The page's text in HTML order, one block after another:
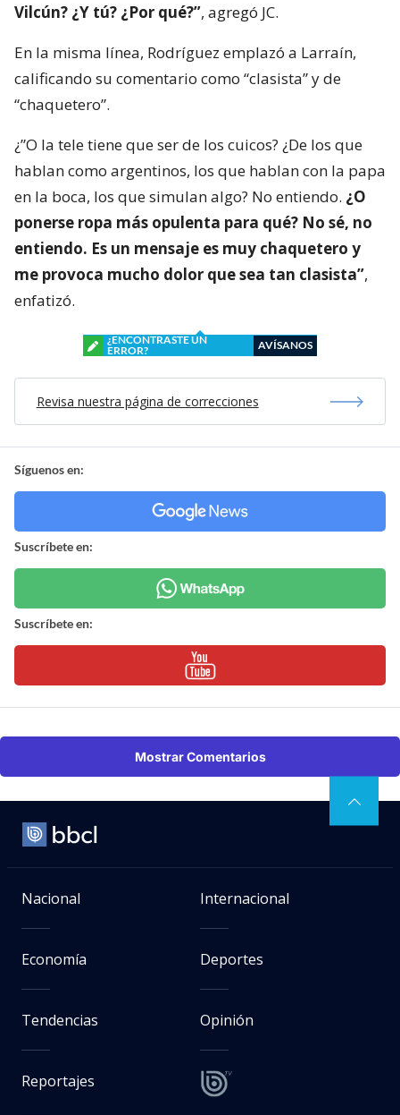
Vilcún? ¿Y tú? ¿Por qué?”, agregó JC.
En la misma línea, Rodríguez emplazó a Larraín,
calificando su comentario como “clasista” y de
“chaquetero”.
¿”O la tele tiene que ser de los cuicos? ¿De los que
hablan como argentinos, los que hablan con la papa
en la boca, los que simulan algo? No entiendo. ¿O
ponerse ropa más opulenta para qué? No sé, no
entiendo. Es un mensaje es muy chaquetero y
me provoca mucho dolor que sea tan clasista”,
enfatizó.
¿ENCONTRASTE UN
ERROR?
AVÍSANOS
Revisa nuestra página de correcciones
Síguenos en:
Suscríbete en:
Suscríbete en:
Mostrar Comentarios
Nacional Internacional
Economía Deportes
Tendencias Opinión
Reportajes